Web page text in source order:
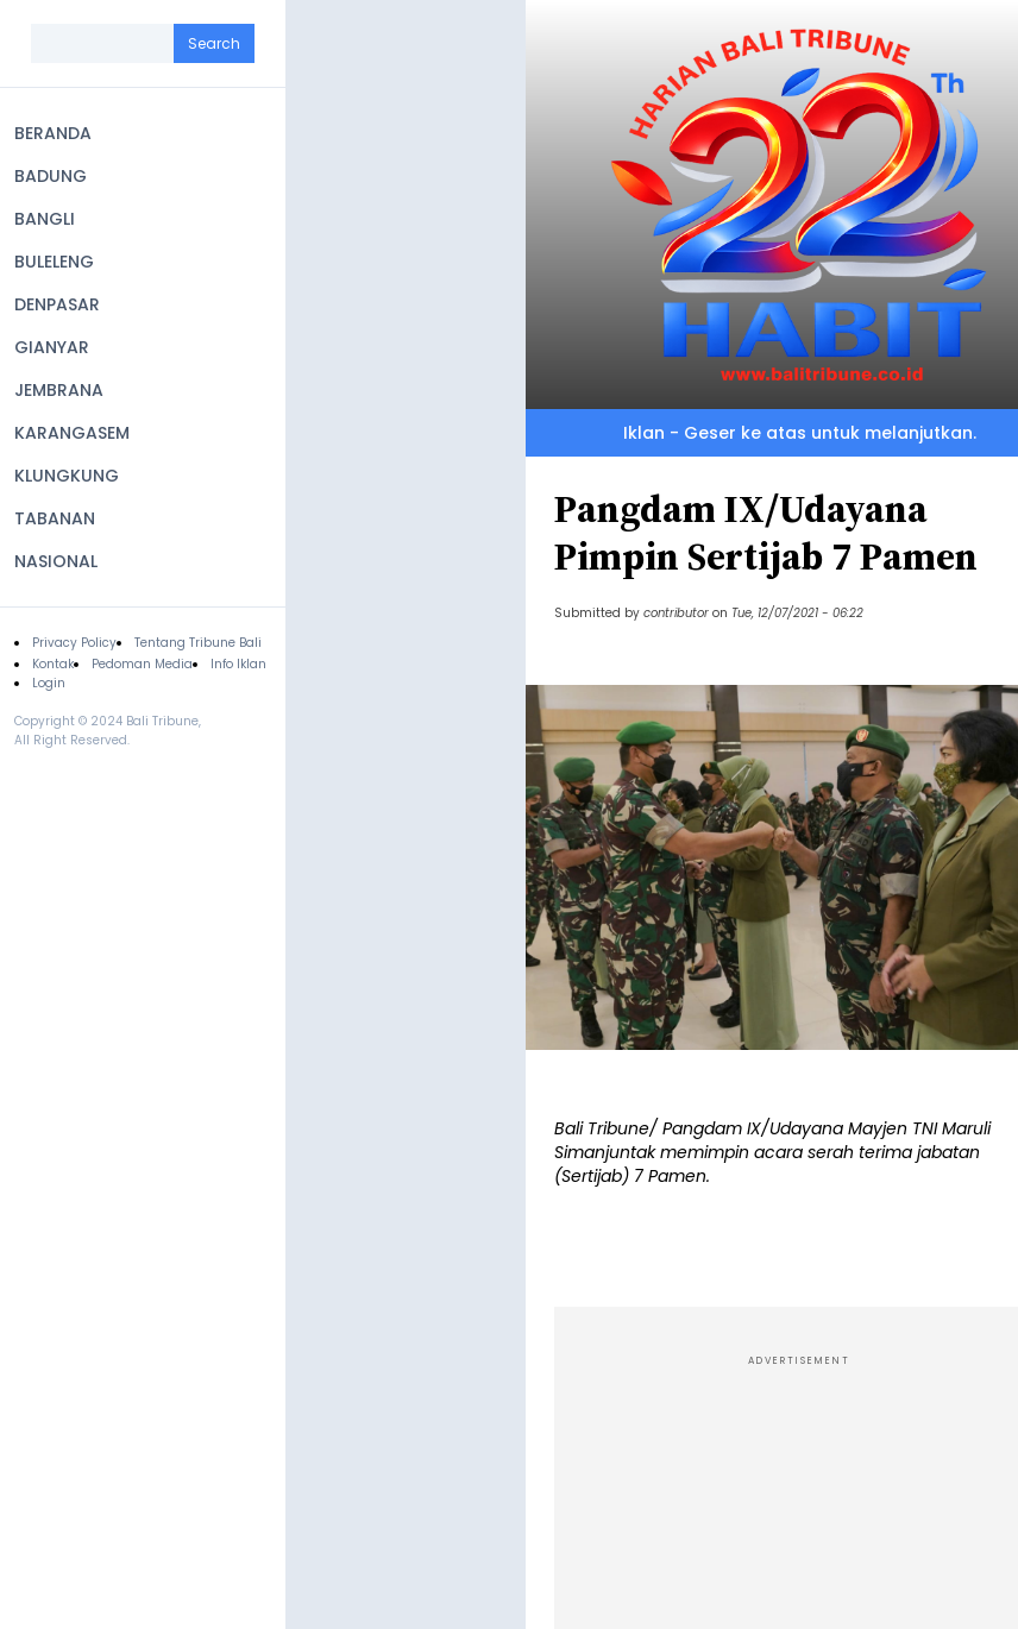
navigation
BERANDA
BADUNG
BANGLI
BULELENG
DENPASAR
GIANYAR
JEMBRANA
KARANGASEM
KLUNGKUNG
TABANAN
NASIONAL
Footer
Privacy Policy
Tentang Tribune Bali
Kontak
Pedoman Media
Info Iklan
Login
Copyright © 2024 Bali Tribune,
All Right Reserved.
Iklan - Geser ke atas untuk melanjutkan.
Pangdam IX/Udayana
Pimpin Sertijab 7 Pamen
Submitted by contributor on Tue, 12/07/2021 - 06:22
Bali Tribune/ Pangdam IX/Udayana Mayjen TNI Maruli
Simanjuntak memimpin acara serah terima jabatan
(Sertijab) 7 Pamen.
ADVERTISEMENT